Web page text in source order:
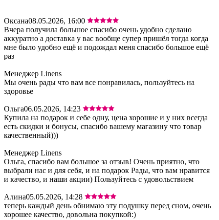
Оксана08.05.2026, 16:00
Вчера получила большое спасибо очень удобно сделано
аккуратно а доставка у вас вообще супер пришёл тогда когда
мне было удобно ещё и подождал меня спасибо большое ещё
раз
Менеджер Linens
Мы очень рады что вам все понравилась, пользуйтесь на
здоровье
Ольга06.05.2026, 14:23
Купила на подарок и себе одну, цена хорошие и у них всегда
есть скидки и бонусы, спасибо вашему магазину что товар
качественный)))
Менеджер Linens
Ольга, спасибо вам большое за отзыв! Очень приятно, что
выбрали нас и для себя, и на подарок Рады, что вам нравится
и качество, и наши акции) Пользуйтесь с удовольствием
Алина05.05.2026, 14:28
теперь каждый день обнимаю эту подушку перед сном, очень
хорошее качество, довольна покупкой:)